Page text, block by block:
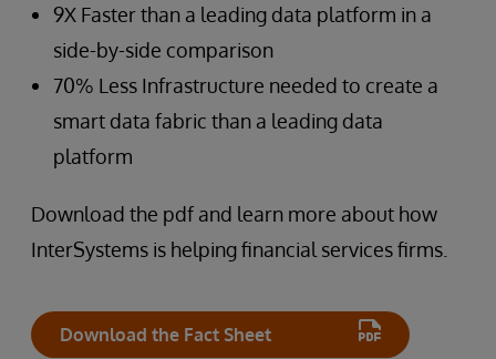
9X Faster than a leading data platform in a
side-by-side comparison
70% Less Infrastructure needed to create a
smart data fabric than a leading data
platform
Download the pdf and learn more about how
InterSystems is helping financial services firms.
Download the Fact Sheet